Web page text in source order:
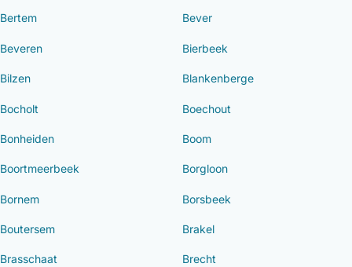
Bertem Bever
Beveren Bierbeek
Bilzen Blankenberge
Bocholt Boechout
Bonheiden Boom
Boortmeerbeek Borgloon
Bornem Borsbeek
Boutersem Brakel
Brasschaat Brecht